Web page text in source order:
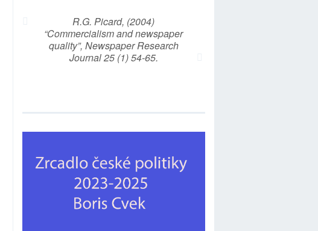
R.G. Picard, (2004)
“Commercialism and newspaper
quality”, Newspaper Research
Journal 25 (1) 54-65.